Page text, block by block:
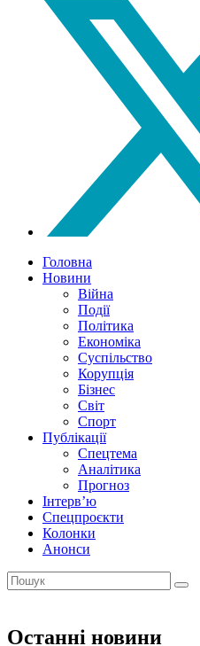
Головна
Новини
Війна
Події
Політика
Економіка
Суспільство
Корупція
Бізнес
Світ
Спорт
Публікації
Спецтема
Аналітика
Прогноз
Інтерв’ю
Спецпроєкти
Колонки
Анонси
Останні новини